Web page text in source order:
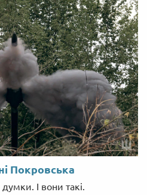
Покровська
І вони такі.